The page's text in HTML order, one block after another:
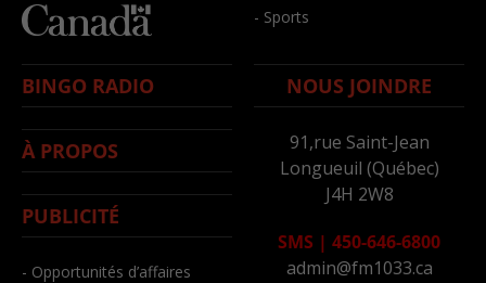
- Sports
BINGO RADIO
À PROPOS
PUBLICITÉ
- Opportunités d’affaires
NOUS JOINDRE
91,rue Saint-Jean
Longueuil (Québec)
J4H 2W8
SMS | 450-646-6800
admin@fm1033.ca